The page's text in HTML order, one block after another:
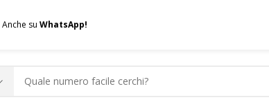
Anche su WhatsApp!